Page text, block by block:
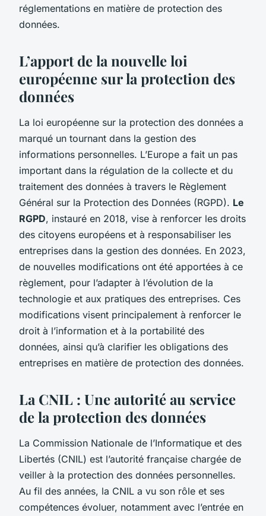
réglementations en matière de protection des
données.
L’apport de la nouvelle loi
européenne sur la protection des
données
La loi européenne sur la protection des données a
marqué un tournant dans la gestion des
informations personnelles. L’Europe a fait un pas
important dans la régulation de la collecte et du
traitement des données à travers le Règlement
Général sur la Protection des Données (RGPD). Le
RGPD, instauré en 2018, vise à renforcer les droits
des citoyens européens et à responsabiliser les
entreprises dans la gestion des données. En 2023,
de nouvelles modifications ont été apportées à ce
règlement, pour l’adapter à l’évolution de la
technologie et aux pratiques des entreprises. Ces
modifications visent principalement à renforcer le
droit à l’information et à la portabilité des
données, ainsi qu’à clarifier les obligations des
entreprises en matière de protection des données.
La CNIL : Une autorité au service
de la protection des données
La Commission Nationale de l’Informatique et des
Libertés (CNIL) est l’autorité française chargée de
veiller à la protection des données personnelles.
Au fil des années, la CNIL a vu son rôle et ses
compétences évoluer, notamment avec l’entrée en